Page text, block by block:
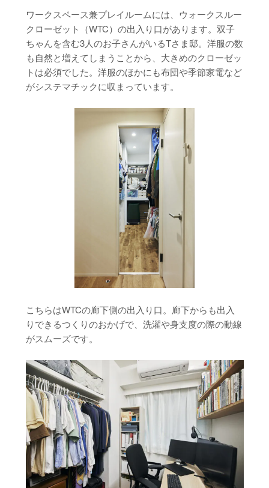
ワークスペース兼プレイルームには、ウォークスルー
クローゼット（WTC）の出入り口があります。双子
ちゃんを含む3人のお子さんがいるTさま邸。洋服の数
も自然と増えてしまうことから、大きめのクローゼッ
トは必須でした。洋服のほかにも布団や季節家電など
がシステマチックに収まっています。
こちらはWTCの廊下側の出入り口。廊下からも出入
りできるつくりのおかげで、洗濯や身支度の際の動線
がスムーズです。